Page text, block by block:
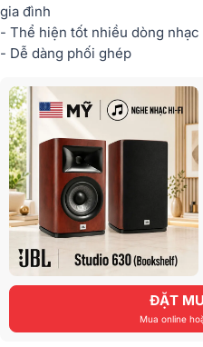
gia đình
- Thể hiện tốt nhiều dòng nhạc
- Dễ dàng phối ghép
ĐẶT
Mua online